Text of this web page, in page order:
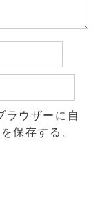
ラウザーに自
保存する。